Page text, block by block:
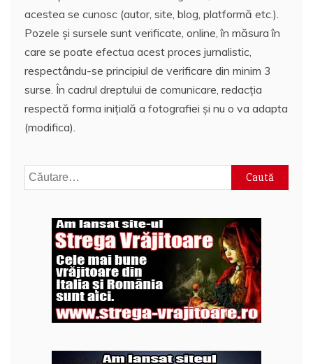
acestea se cunosc (autor, site, blog, platformă etc.).
Pozele și sursele sunt verificate, online, în măsura în
care se poate efectua acest proces jurnalistic,
respectându-se principiul de verificare din minim 3
surse. În cadrul dreptului de comunicare, redacția
respectă forma inițială a fotografiei și nu o va adapta
(modifica).
Caută
după: